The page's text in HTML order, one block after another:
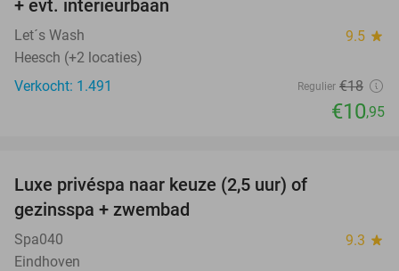
+ evt. interieurbaan
Let´s Wash 9.5 star
Heesch (+2 locaties)
Verkocht: 1.491
Regulier €18
€10,95
Luxe privéspa naar keuze (2,5 uur) of
gezinsspa + zwembad
Spa040 9.3 star
Eindhoven